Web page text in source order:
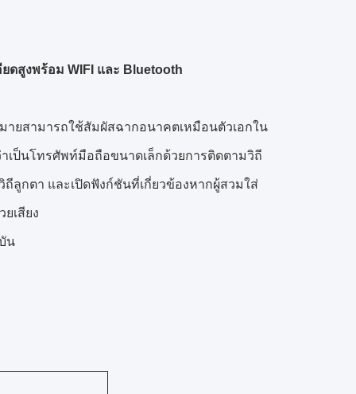
ดสูงพร้อม WIFI และ Bluetooth
ายสามารถใช้สัมผัสฉากอนาคตเหมือนตัวเอกใน
เป็นโทรศัพท์มือถือขนาดเล็กด้วยการติดตามวิถี
ลูกตา และเปิดฟังก์ชันที่เกี่ยวข้องหากผู้สวมใส่
เสียง
น